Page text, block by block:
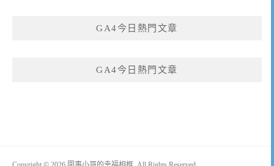
GA4今日熱門文章
GA4今日熱門文章